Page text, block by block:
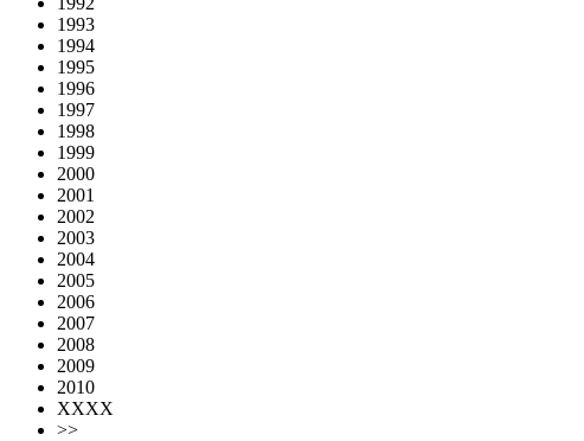
1993
1994
1995
1996
1997
1998
1999
2000
2001
2002
2003
2004
2005
2006
2007
2008
2009
2010
XXXX
>>